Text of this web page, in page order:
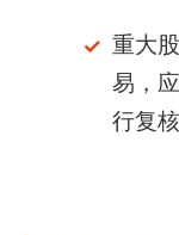
重大
易，
行复核